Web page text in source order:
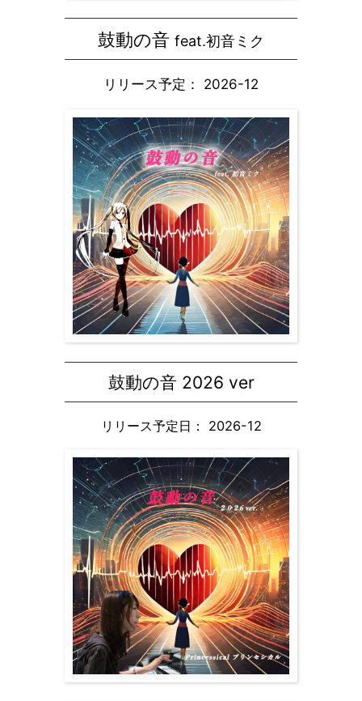
鼓動の音 feat.初音ミク
リリース予定： 2026-12
鼓動の音 2026 ver
リリース予定日： 2026-12